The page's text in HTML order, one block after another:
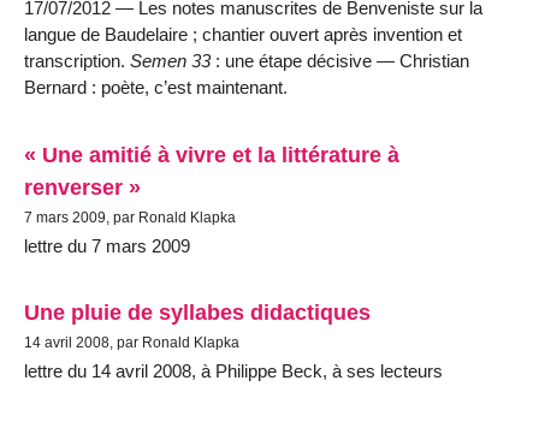
17/07/2012 — Les notes manuscrites de Benveniste sur la
langue de Baudelaire ; chantier ouvert après invention et
transcription. Semen 33: une étape décisive — Christian
Bernard : poète, c’est maintenant.
« Une amitié à vivre et la littérature à
renverser »
7 mars 2009, par Ronald Klapka
lettre du 7 mars 2009
Une pluie de syllabes didactiques
14 avril 2008, par Ronald Klapka
lettre du 14 avril 2008, à Philippe Beck, à ses lecteurs